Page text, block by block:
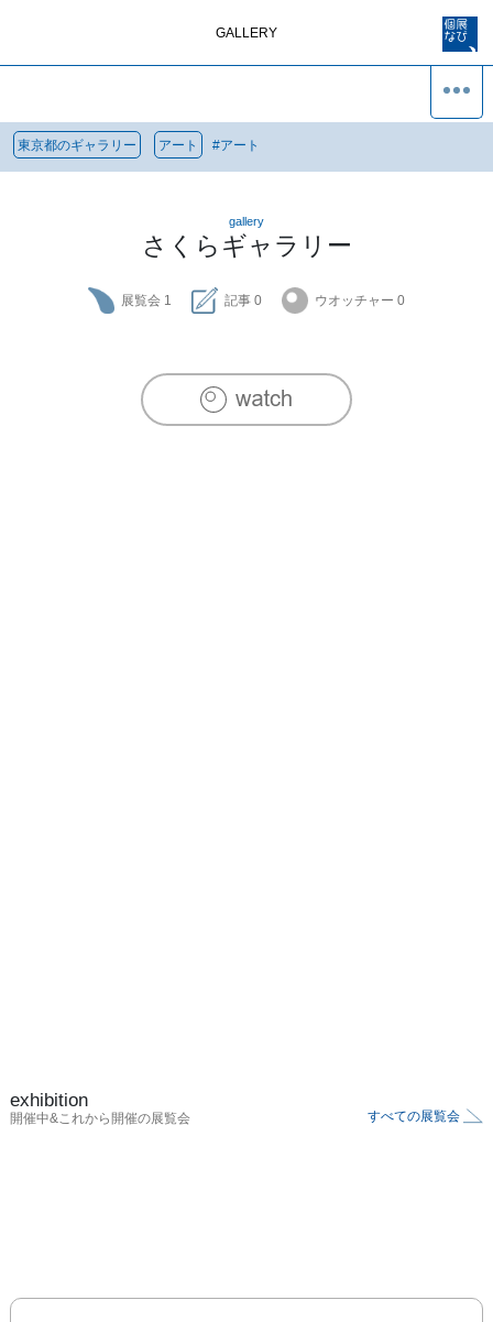
GALLERY
東京都のギャラリー アート #アート
gallery
さくらギャラリー
展覧会 1 記事 0 ウオッチャー 0
exhibition
開催中&これから開催の展覧会 すべての展覧会